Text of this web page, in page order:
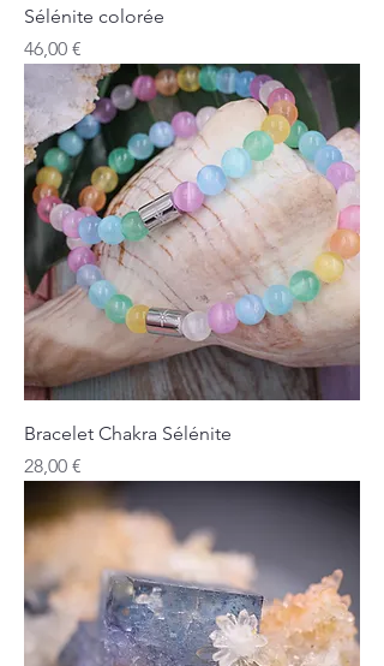
Sélénite colorée
Prix
46,00 €
Bracelet Chakra Sélénite
Prix
28,00 €